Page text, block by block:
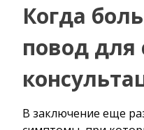
Когда
повод для
В заключение еще